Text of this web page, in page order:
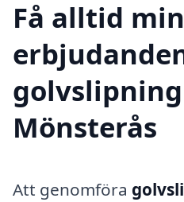
Få alltid
Mönsterås
Att genomföra